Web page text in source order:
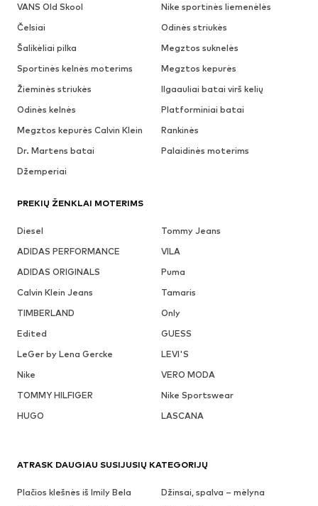
VANS Old Skool
Nike sportinės liemenėlės
Čelsiai
Odinės striukės
Šalikėliai pilka
Megztos suknelės
Sportinės kelnės moterims
Megztos kepurės
Žieminės striukės
Ilgaauliai batai virš kelių
Odinės kelnės
Platforminiai batai
Megztos kepurės Calvin Klein
Rankinės
Dr. Martens batai
Palaidinės moterims
Džemperiai
PREKIŲ ŽENKLAI MOTERIMS
Diesel
Tommy Jeans
ADIDAS PERFORMANCE
VILA
ADIDAS ORIGINALS
Puma
Calvin Klein Jeans
Tamaris
TIMBERLAND
Only
Edited
GUESS
LeGer by Lena Gercke
LEVI'S
Nike
VERO MODA
TOMMY HILFIGER
Nike Sportswear
HUGO
LASCANA
ATRASK DAUGIAU SUSIJUSIŲ KATEGORIJŲ
Plačios klešnės iš Imily Bela
Džinsai, spalva – mėlyna